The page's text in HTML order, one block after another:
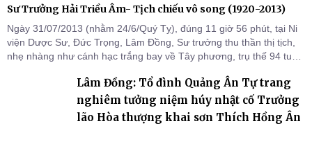
Sư Trưởng Hải Triều Âm- Tịch chiếu vô song (1920-2013)
Ngày 31/07/2013 (nhằm 24/6/Quý Tỵ), đúng 11 giờ 56 phút, tại Ni
viện Dược Sư, Đức Trọng, Lâm Đồng, Sư trưởng thu thần thị tịch,
nhẹ nhàng như cánh hạc trắng bay về Tây phương, trụ thế 94 tuổi
Lâm Đồng: Tổ đình Quảng Ân Tự trang
nghiêm tưởng niệm húy nhật cố Trưởng
lão Hòa thượng khai sơn Thích Hồng Ân